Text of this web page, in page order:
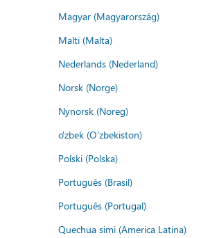
Magyar (Magyarország)
Malti (Malta)
Nederlands (Nederland)
Norsk (Norge)
Nynorsk (Noreg)
o'zbek (O'zbekiston)
Polski (Polska)
Português (Brasil)
Português (Portugal)
Quechua simi (America Latina)